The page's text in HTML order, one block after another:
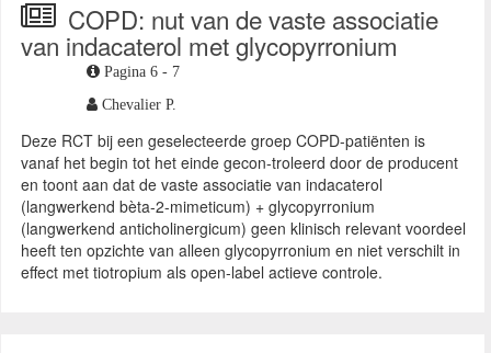
COPD: nut van de vaste associatie
van indacaterol met glycopyrronium
Pagina 6 - 7
Chevalier P.
Deze RCT bij een geselecteerde groep COPD-patiënten is
vanaf het begin tot het einde gecon-troleerd door de producent
en toont aan dat de vaste associatie van indacaterol
(langwerkend bèta-2-mimeticum) + glycopyrronium
(langwerkend anticholinergicum) geen klinisch relevant voordeel
heeft ten opzichte van alleen glycopyrronium en niet verschilt in
effect met tiotropium als open-label actieve controle.